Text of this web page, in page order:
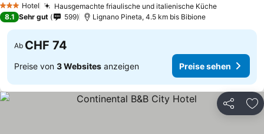
3 SterneHotel Hausgemachte friaulische und italienische Küche
8.1 Sehr gut 599 Lignano Pineta, 4.5 km bis Bibione
Ab CHF 74
Preise von 3 Websites anzeigen Preise sehen
Teilen